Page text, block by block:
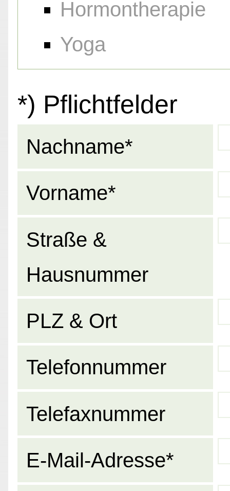
Hormontherapie
Yoga
*) Pflichtfelder
Nachname*
Vorname*
Straße &
Hausnummer
PLZ & Ort
Telefonnummer
Telefaxnummer
E-Mail-Adresse*